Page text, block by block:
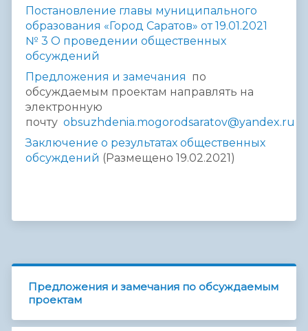
Постановление главы муниципального
образования «Город Саратов» от 19.01.2021
№ 3 О проведении общественных
обсуждений
Предложения и замечания по
обсуждаемым проектам направлять на
электронную
почту obsuzhdenia.mogorodsaratov@yandex.ru
Заключение о результатах общественных
обсуждений (Размещено 19.02.2021)
Предложения и замечания по обсуждаемым
проектам